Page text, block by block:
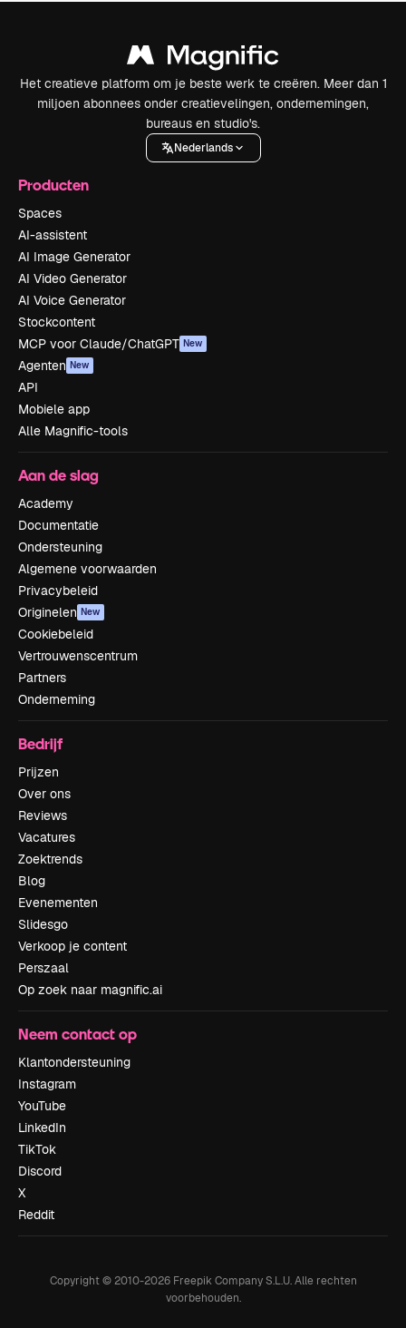
Het creatieve platform om je beste werk te creëren. Meer dan 1
miljoen abonnees onder creatievelingen, ondernemingen,
bureaus en studio's.
Nederlands
Producten
Spaces
AI-assistent
AI Image Generator
AI Video Generator
AI Voice Generator
Stockcontent
MCP voor Claude/ChatGPT New
Agenten New
API
Mobiele app
Alle Magnific-tools
Aan de slag
Academy
Documentatie
Ondersteuning
Algemene voorwaarden
Privacybeleid
Originelen New
Cookiebeleid
Vertrouwenscentrum
Partners
Onderneming
Bedrijf
Prijzen
Over ons
Reviews
Vacatures
Zoektrends
Blog
Evenementen
Slidesgo
Verkoop je content
Perszaal
Op zoek naar magnific.ai
Neem contact op
Klantondersteuning
Instagram
YouTube
LinkedIn
TikTok
Discord
X
Reddit
Copyright © 2010-2026Freepik Company S.L.U. Alle rechten
voorbehouden.